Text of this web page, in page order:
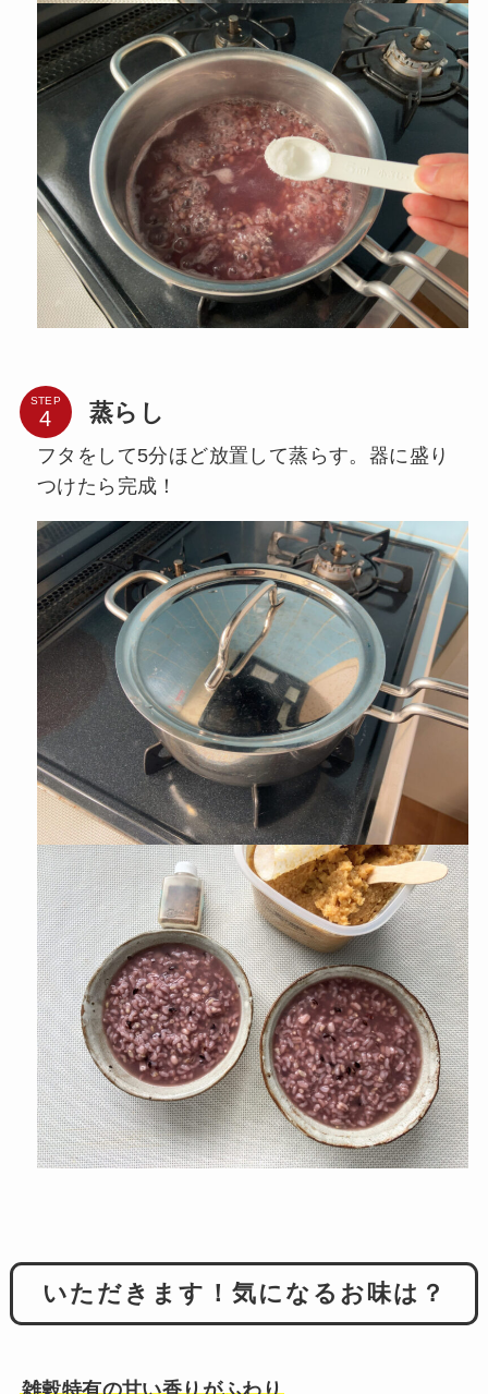
STEP 蒸らし
フタをして5分ほど放置して蒸らす。器に盛り
つけたら完成！
いただきます！気になるお味は？
雑穀特有の甘い香りがふわり